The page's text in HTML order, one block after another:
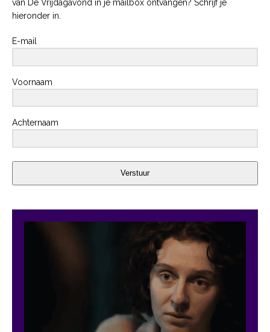
van De Vrijdagavond in je mailbox ontvangen? Schrijf je
hieronder in.
E-mail
Voornaam
Achternaam
Verstuur